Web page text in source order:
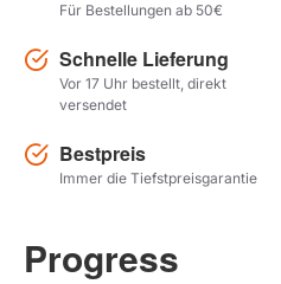
PRODUKTE
Für Bestellungen ab 50€
Schnelle Lieferung
Vor 17 Uhr bestellt, direkt
versendet
Bestpreis
Immer die Tiefstpreisgarantie
Progress